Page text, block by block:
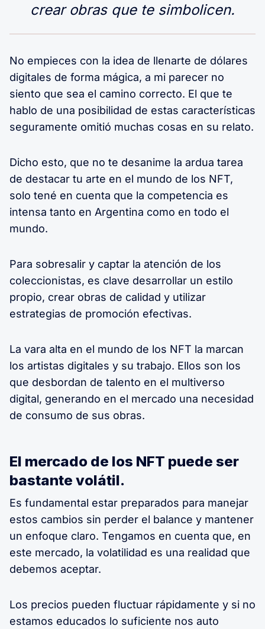
crear obras que te simbolicen.
No empieces con la idea de llenarte de dólares
digitales de forma mágica, a mi parecer no
siento que sea el camino correcto. El que te
hablo de una posibilidad de estas características
seguramente omitió muchas cosas en su relato.
Dicho esto, que no te desanime la ardua tarea
de destacar tu arte en el mundo de los NFT,
solo tené en cuenta que la competencia es
intensa tanto en Argentina como en todo el
mundo.
Para sobresalir y captar la atención de los
coleccionistas, es clave desarrollar un estilo
propio, crear obras de calidad y utilizar
estrategias de promoción efectivas.
La vara alta en el mundo de los NFT la marcan
los artistas digitales y su trabajo. Ellos son los
que desbordan de talento en el multiverso
digital, generando en el mercado una necesidad
de consumo de sus obras.
El mercado de los NFT puede ser
bastante volátil.
Es fundamental estar preparados para manejar
estos cambios sin perder el balance y mantener
un enfoque claro. Tengamos en cuenta que, en
este mercado, la volatilidad es una realidad que
debemos aceptar.
Los precios pueden fluctuar rápidamente y si no
estamos educados lo suficiente nos auto